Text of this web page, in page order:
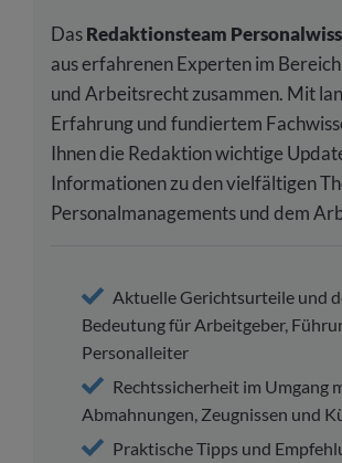
DasRedaktionsteam
aus erfahrenen Experten im
und Arbeitsrecht zusammen. Mit
Erfahrung und fundiertem
Ihnen die Redaktion wichtige
Informationen zu den vielfältigen
Personalmanagements und dem
Aktuelle Gerichtsurteile und
Bedeutung für Arbeitgeber,
Personalleiter
Rechtssicherheit im Umgang
Abmahnungen, Zeugnissen und
Praktische Tipps und